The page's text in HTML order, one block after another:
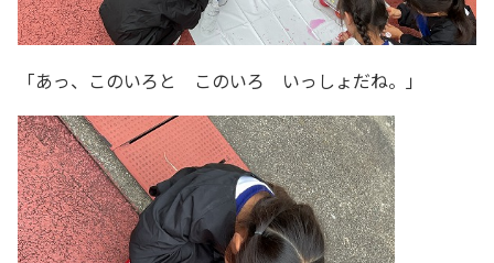
「あっ、このいろと このいろ いっしょだね。」